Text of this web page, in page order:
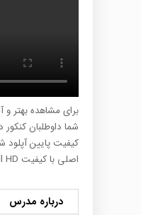
برای مشاهده بهتر و
شما داوطلبان
کیفیت پایین آپلود
اصلی با کیفیت Full HD ارائه میشود.
درباره مدرس